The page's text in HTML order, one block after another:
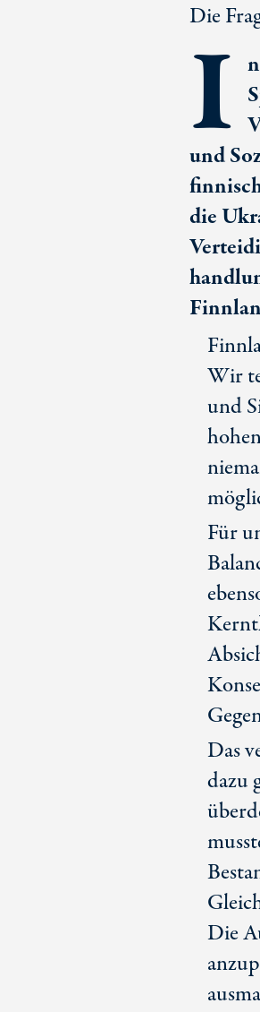
Die
I
und
die
Wir
und
Für
Das
dazu
Die